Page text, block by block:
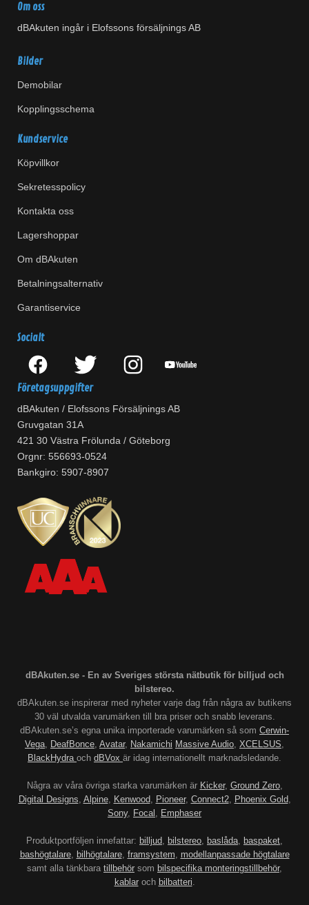
Om oss
dBAkuten ingår i Elofssons försäljnings AB
Bilder
Demobilar
Kopplingsschema
Kundservice
Köpvillkor
Sekretesspolicy
Kontakta oss
Lagershoppar
Om dBAkuten
Betalningsalternativ
Garantiservice
Socialt
Företagsuppgifter
dBAkuten / Elofssons Försäljnings AB
Gruvgatan 31A
421 30 Västra Frölunda / Göteborg
Orgnr: 556693-0524
Bankgiro: 5907-8907
dBAkuten.se - En av Sveriges största nätbutik för billjud och
bilstereo.
dBAkuten.se inspirerar med nyheter varje dag från några av butikens
30 väl utvalda varumärken till bra priser och snabb leverans.
dBAkuten.se’s egna unika importerade varumärken så som Cerwin-
Vega, DeafBonce, Avatar, Nakamichi Massive Audio, XCELSUS,
BlackHydra och dBVox är idag internationellt marknadsledande.
Några av våra övriga starka varumärken är Kicker, Ground Zero,
Digital Designs, Alpine, Kenwood, Pioneer, Connect2, Phoenix Gold,
Sony, Focal , Emphaser
Produktportföljen innefattar: billjud, bilstereo, baslåda, baspaket,
bashögtalare, bilhögtalare, framsystem, modellanpassade högtalare
samt alla tänkbara tillbehör som bilspecifika monteringstillbehör,
kablaroch bilbatteri.